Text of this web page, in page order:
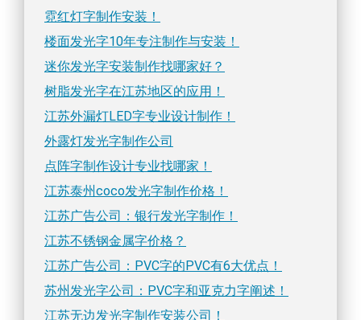
霓红灯字制作安装！
楼面发光字10年专注制作与安装！
迷你发光字安装制作找哪家好？
树脂发光字在江苏地区的应用！
江苏外漏灯LED字专业设计制作！
外露灯发光字制作公司
点阵字制作设计专业找哪家！
江苏泰州coco发光字制作价格！
江苏广告公司：银行发光字制作！
江苏不锈钢金属字价格？
江苏广告公司：PVC字的PVC有6大优点！
苏州发光字公司：PVC字和亚克力字阐述！
江苏无边发光字制作安装公司！